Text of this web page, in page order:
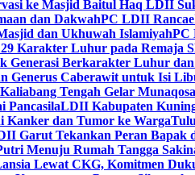
ke Masjid Baitul Haq LDII
dan DakwahPC LDII
dan Ukhuwah IslamiyahPC
Karakter Luhur pada Remaja
Generasi Berkarakter Luhur
Generus Caberawit untuk Isi
Tengah Gelar
PancasilaLDII Kabupaten
Kanker dan Tumor ke Warga
Garut Tekankan Peran Bapak
Menuju Rumah Tangga
Lewat CKG, Komitmen